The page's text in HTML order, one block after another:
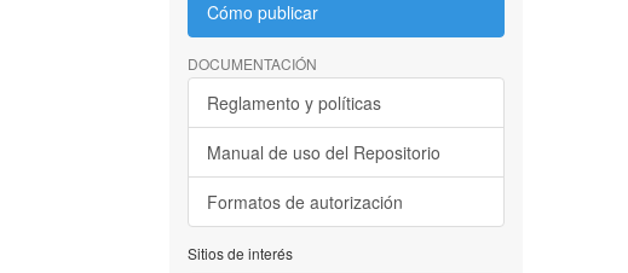
Cómo publicar
DOCUMENTACIÓN
Reglamento y políticas
Manual de uso del Repositorio
Formatos de autorización
Sitios de interés